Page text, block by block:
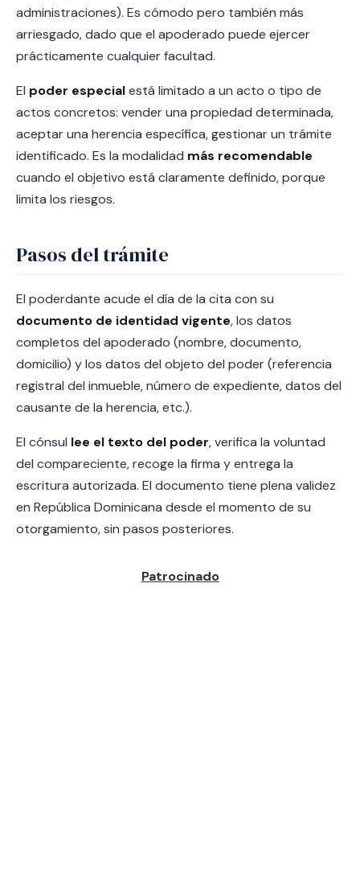
administraciones). Es cómodo pero también más
arriesgado, dado que el apoderado puede ejercer
prácticamente cualquier facultad.
El poder especialestá limitado a un acto o tipo de
actos concretos: vender una propiedad determinada,
aceptar una herencia específica, gestionar un trámite
identificado. Es la modalidad más recomendable
cuando el objetivo está claramente definido, porque
limita los riesgos.
Pasos del trámite
El poderdante acude el día de la cita con su
documento de identidad vigente, los datos
completos del apoderado (nombre, documento,
domicilio) y los datos del objeto del poder (referencia
registral del inmueble, número de expediente, datos del
causante de la herencia, etc.).
El cónsul lee el texto del poder, verifica la voluntad
del compareciente, recoge la firma y entrega la
escritura autorizada. El documento tiene plena validez
en República Dominicana desde el momento de su
otorgamiento, sin pasos posteriores.